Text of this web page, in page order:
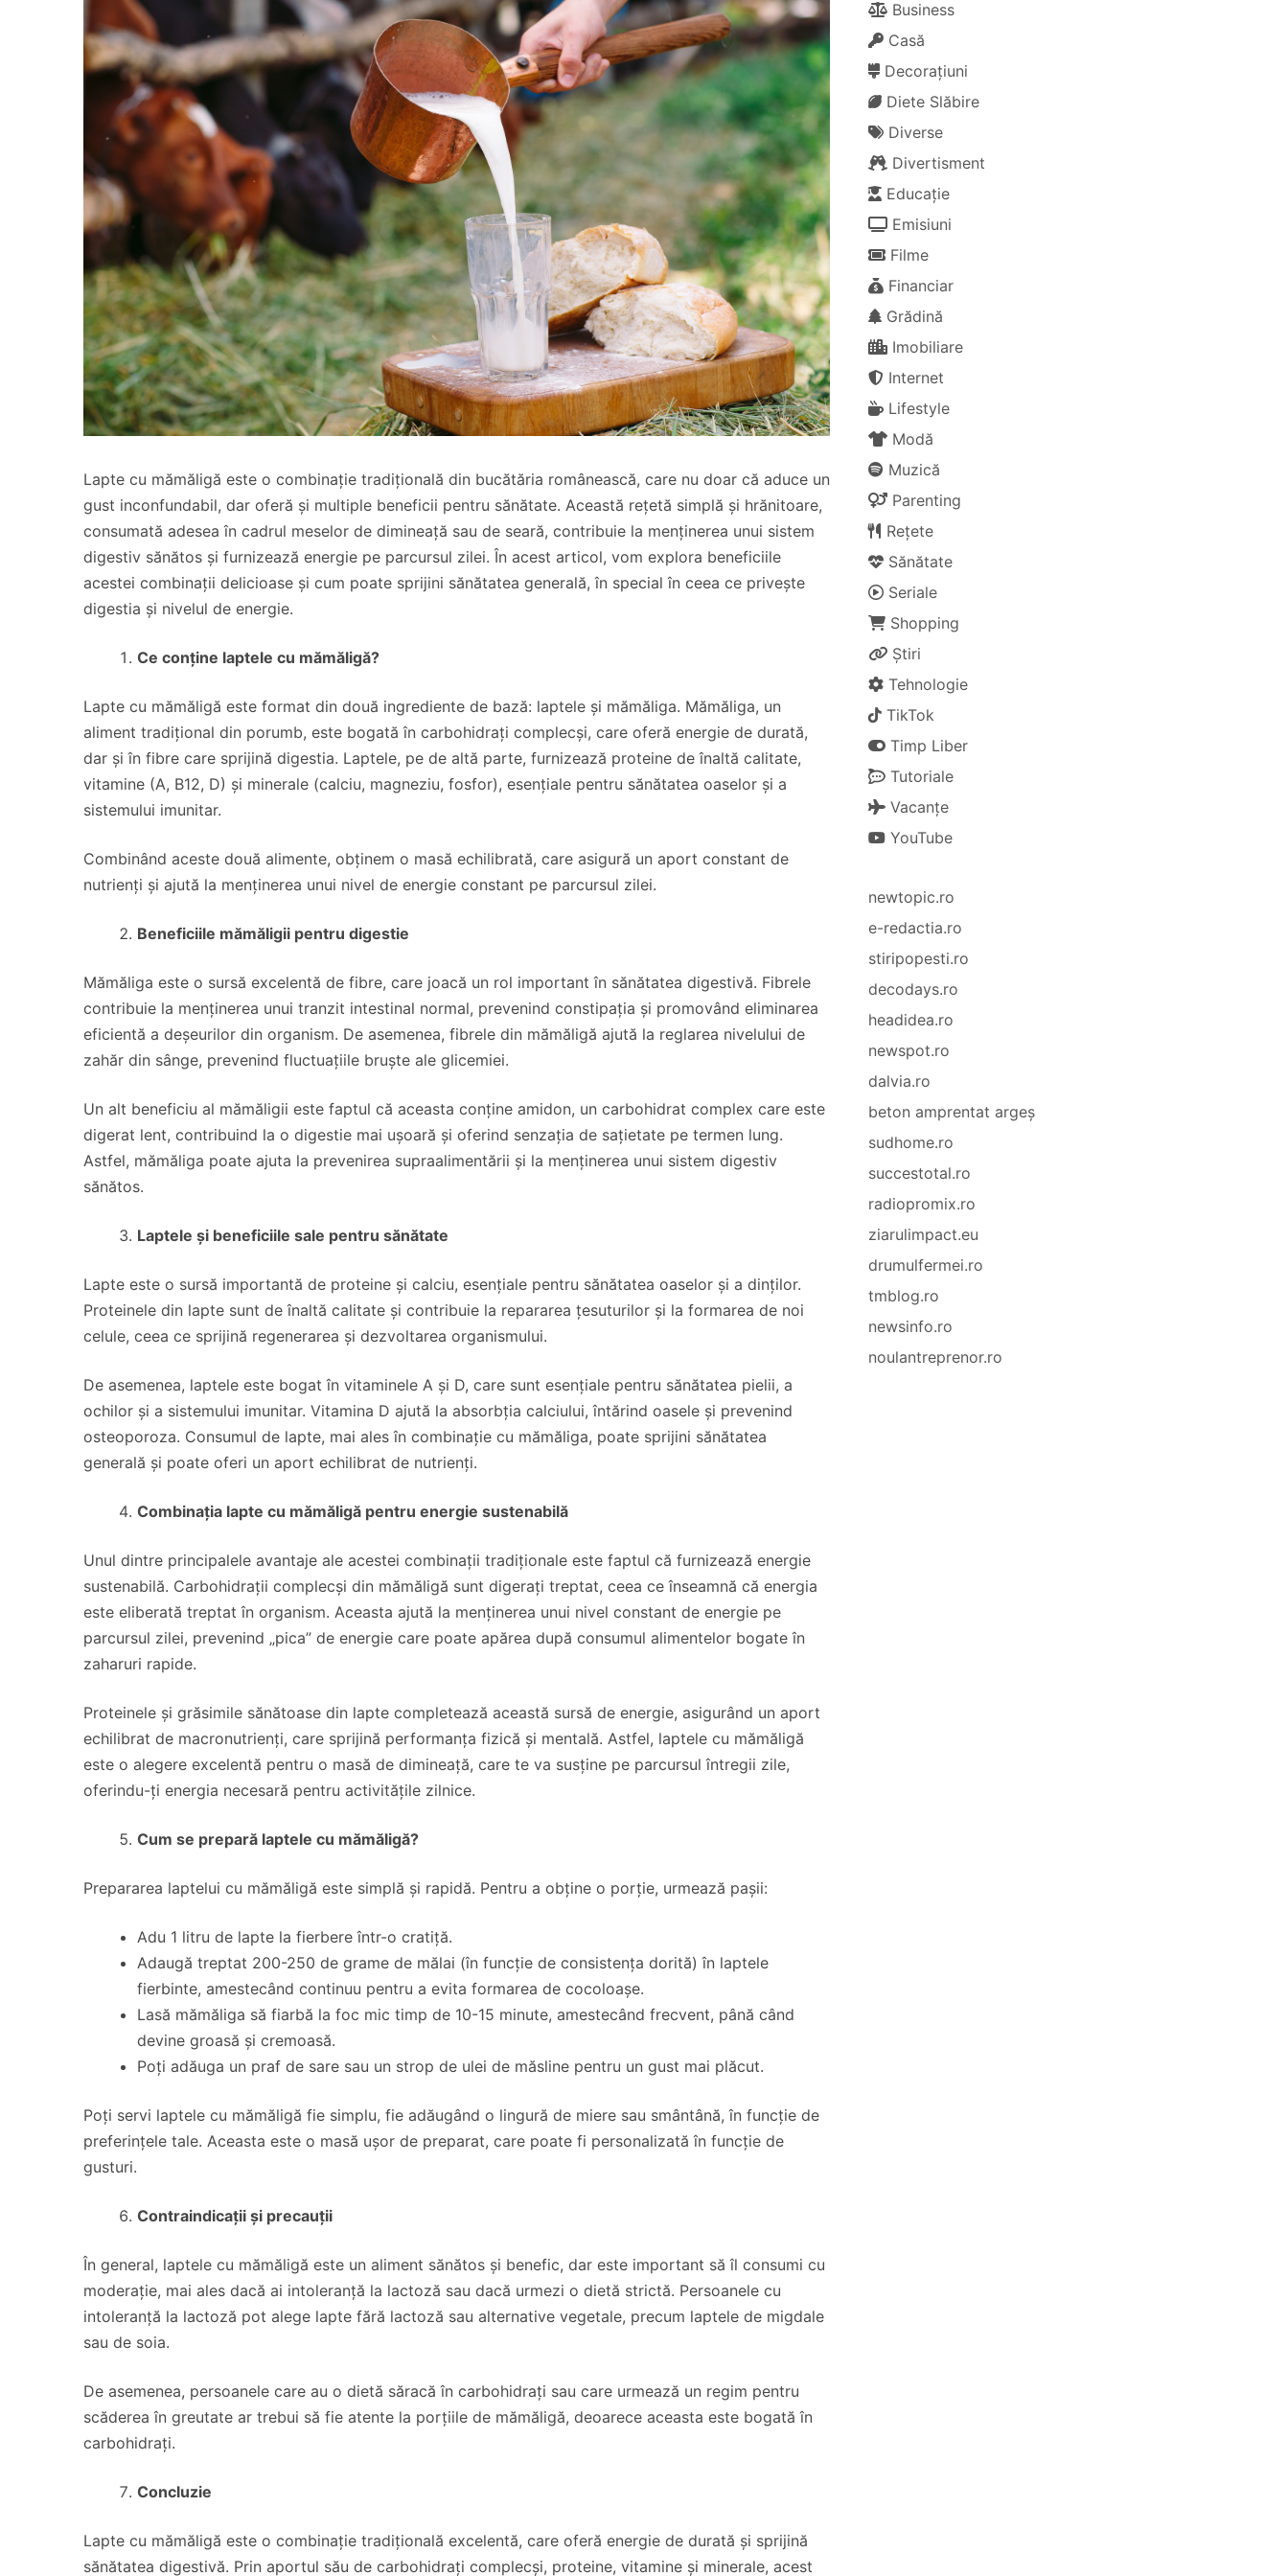
Lapte cu mămăligă este o combinație tradițională din bucătăria românească, care nu doar că aduce un
gust inconfundabil, dar oferă și multiple beneficii pentru sănătate. Această rețetă simplă și hrănitoare,
consumată adesea în cadrul meselor de dimineață sau de seară, contribuie la menținerea unui sistem
digestiv sănătos și furnizează energie pe parcursul zilei. În acest articol, vom explora beneficiile
acestei combinații delicioase și cum poate sprijini sănătatea generală, în special în ceea ce privește
digestia și nivelul de energie.
Ce conține laptele cu mămăligă?
Lapte cu mămăligă este format din două ingrediente de bază: laptele și mămăliga. Mămăliga, un
aliment tradițional din porumb, este bogată în carbohidrați complecși, care oferă energie de durată,
dar și în fibre care sprijină digestia. Laptele, pe de altă parte, furnizează proteine de înaltă calitate,
vitamine (A, B12, D) și minerale (calciu, magneziu, fosfor), esențiale pentru sănătatea oaselor și a
sistemului imunitar.
Combinând aceste două alimente, obținem o masă echilibrată, care asigură un aport constant de
nutrienți și ajută la menținerea unui nivel de energie constant pe parcursul zilei.
Beneficiile mămăligii pentru digestie
Mămăliga este o sursă excelentă de fibre, care joacă un rol important în sănătatea digestivă. Fibrele
contribuie la menținerea unui tranzit intestinal normal, prevenind constipația și promovând eliminarea
eficientă a deșeurilor din organism. De asemenea, fibrele din mămăligă ajută la reglarea nivelului de
zahăr din sânge, prevenind fluctuațiile bruște ale glicemiei.
Un alt beneficiu al mămăligii este faptul că aceasta conține amidon, un carbohidrat complex care este
digerat lent, contribuind la o digestie mai ușoară și oferind senzația de sațietate pe termen lung.
Astfel, mămăliga poate ajuta la prevenirea supraalimentării și la menținerea unui sistem digestiv
sănătos.
Laptele și beneficiile sale pentru sănătate
Lapte este o sursă importantă de proteine și calciu, esențiale pentru sănătatea oaselor și a dinților.
Proteinele din lapte sunt de înaltă calitate și contribuie la repararea țesuturilor și la formarea de noi
celule, ceea ce sprijină regenerarea și dezvoltarea organismului.
De asemenea, laptele este bogat în vitaminele A și D, care sunt esențiale pentru sănătatea pielii, a
ochilor și a sistemului imunitar. Vitamina D ajută la absorbția calciului, întărind oasele și prevenind
osteoporoza. Consumul de lapte, mai ales în combinație cu mămăliga, poate sprijini sănătatea
generală și poate oferi un aport echilibrat de nutrienți.
Combinația lapte cu mămăligă pentru energie sustenabilă
Unul dintre principalele avantaje ale acestei combinații tradiționale este faptul că furnizează energie
sustenabilă. Carbohidrații complecși din mămăligă sunt digerați treptat, ceea ce înseamnă că energia
este eliberată treptat în organism. Aceasta ajută la menținerea unui nivel constant de energie pe
parcursul zilei, prevenind „pica” de energie care poate apărea după consumul alimentelor bogate în
zaharuri rapide.
Proteinele și grăsimile sănătoase din lapte completează această sursă de energie, asigurând un aport
echilibrat de macronutrienți, care sprijină performanța fizică și mentală. Astfel, laptele cu mămăligă
este o alegere excelentă pentru o masă de dimineață, care te va susține pe parcursul întregii zile,
oferindu-ți energia necesară pentru activitățile zilnice.
Cum se prepară laptele cu mămăligă?
Prepararea laptelui cu mămăligă este simplă și rapidă. Pentru a obține o porție, urmează pașii:
Adu 1 litru de lapte la fierbere într-o cratiță.
Adaugă treptat 200-250 de grame de mălai (în funcție de consistența dorită) în laptele
fierbinte, amestecând continuu pentru a evita formarea de cocoloașe.
Lasă mămăliga să fiarbă la foc mic timp de 10-15 minute, amestecând frecvent, până când
devine groasă și cremoasă.
Poți adăuga un praf de sare sau un strop de ulei de măsline pentru un gust mai plăcut.
Poți servi laptele cu mămăligă fie simplu, fie adăugând o lingură de miere sau smântână, în funcție de
preferințele tale. Aceasta este o masă ușor de preparat, care poate fi personalizată în funcție de
gusturi.
Contraindicații și precauții
În general, laptele cu mămăligă este un aliment sănătos și benefic, dar este important să îl consumi cu
moderație, mai ales dacă ai intoleranță la lactoză sau dacă urmezi o dietă strictă. Persoanele cu
intoleranță la lactoză pot alege lapte fără lactoză sau alternative vegetale, precum laptele de migdale
sau de soia.
De asemenea, persoanele care au o dietă săracă în carbohidrați sau care urmează un regim pentru
scăderea în greutate ar trebui să fie atente la porțiile de mămăligă, deoarece aceasta este bogată în
carbohidrați.
Concluzie
Lapte cu mămăligă este o combinație tradițională excelentă, care oferă energie de durată și sprijină
sănătatea digestivă. Prin aportul său de carbohidrați complecși, proteine, vitamine și minerale, acest
Business
Casă
Decorațiuni
Diete Slăbire
Diverse
Divertisment
Educație
Emisiuni
Filme
Financiar
Grădină
Imobiliare
Internet
Lifestyle
Modă
Muzică
Parenting
Rețete
Sănătate
Seriale
Shopping
Știri
Tehnologie
TikTok
Timp Liber
Tutoriale
Vacanțe
YouTube
newtopic.ro
e-redactia.ro
stiripopesti.ro
decodays.ro
headidea.ro
newspot.ro
dalvia.ro
beton amprentat argeș
sudhome.ro
succestotal.ro
radiopromix.ro
ziarulimpact.eu
drumulfermei.ro
tmblog.ro
newsinfo.ro
noulantreprenor.ro